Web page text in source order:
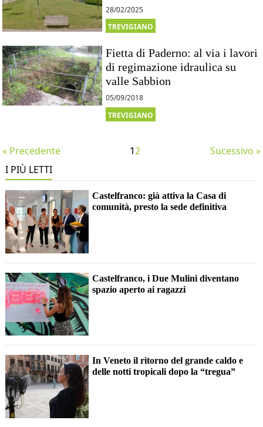
28/02/2025
TREVIGIANO
Fietta di Paderno: al via i lavori
di regimazione idraulica su
valle Sabbion
05/09/2018
TREVIGIANO
« Precedente 12
Sucessivo »
I PIÙ LETTI
Castelfranco: già attiva la Casa di
comunità, presto la sede definitiva
Castelfranco, i Due Mulini diventano
spazio aperto ai ragazzi
In Veneto il ritorno del grande caldo e
delle notti tropicali dopo la “tregua”